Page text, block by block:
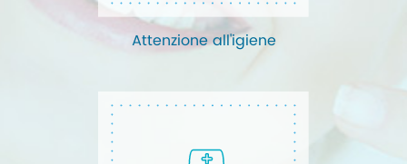
Attenzione all'igiene